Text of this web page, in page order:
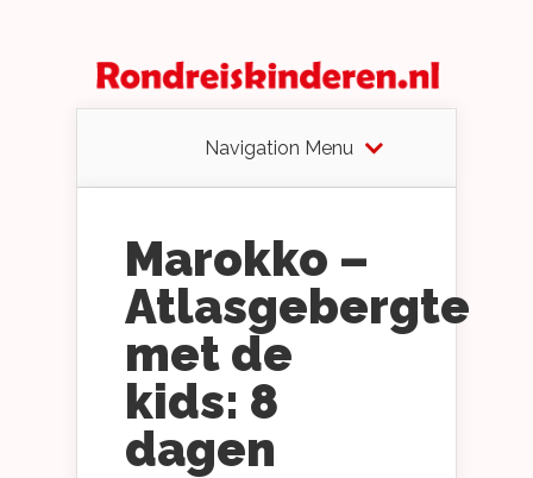
Navigation Menu
Marokko –
Atlasgebergte
met de
kids: 8
dagen